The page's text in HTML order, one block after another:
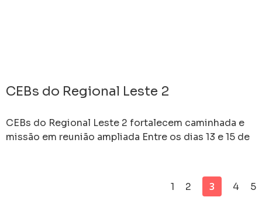
CEBs do Regional Leste 2
CEBs do Regional Leste 2 fortalecem caminhada e
missão em reunião ampliada Entre os dias 13 e 15 de
1 2 3 4 5